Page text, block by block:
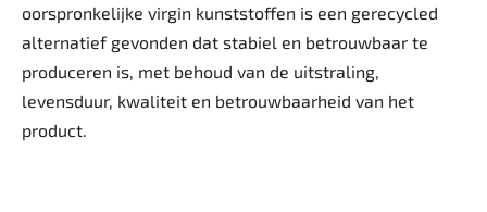
oorspronkelijke virgin kunststoffen is een gerecycled
alternatief gevonden dat stabiel en betrouwbaar te
produceren is, met behoud van de uitstraling,
levensduur, kwaliteit en betrouwbaarheid van het
product.